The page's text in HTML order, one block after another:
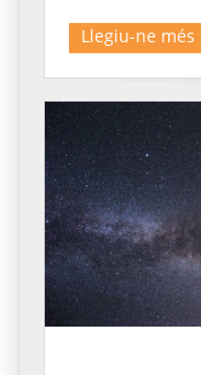
Llegiu-ne més